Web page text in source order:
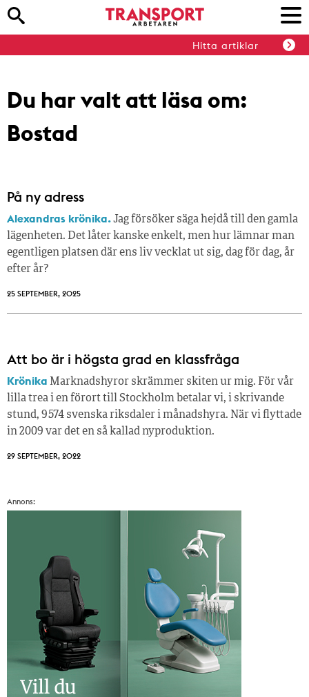
Hitta artiklar
Du har valt att läsa om:
Bostad
På ny adress
Alexandras krönika.Jag försöker säga hejdå till den gamla
lägenheten. Det låter kanske enkelt, men hur lämnar man
egentligen platsen där ens liv vecklat ut sig, dag för dag, år
efter år?
25 SEPTEMBER, 2025
Att bo är i högsta grad en klassfråga
Krönika Marknadshyror skrämmer skiten ur mig. För vår
lilla trea i en förort till Stockholm betalar vi, i skrivande
stund, 9 574 svenska riksdaler i månadshyra. När vi flyttade
in 2009 var det en så kallad nyproduktion.
29 SEPTEMBER, 2022
Annons: